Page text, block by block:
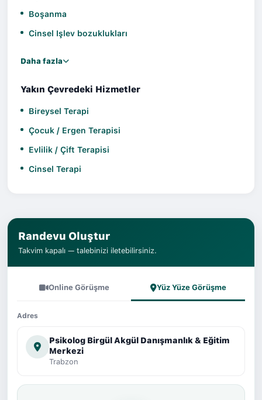
Boşanma
Cinsel Işlev bozuklukları
Daha fazla
Yakın Çevredeki Hizmetler
Bireysel Terapi
Çocuk / Ergen Terapisi
Evlilik / Çift Terapisi
Cinsel Terapi
Randevu Oluştur
Takvim kapalı — talebinizi iletebilirsiniz.
Online Görüşme Yüz Yüze Görüşme
Adres
Psikolog Birgül Akgül Danışmanlık & Eğitim
Merkezi
Trabzon